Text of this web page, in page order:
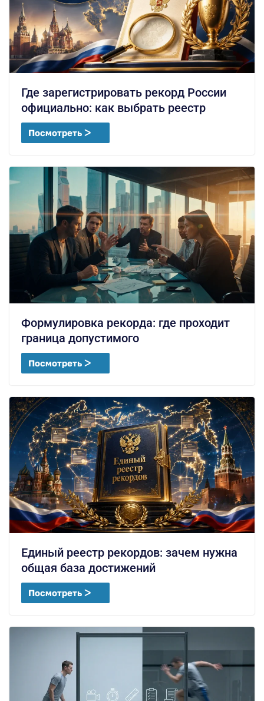
Где зарегистрировать рекорд России
официально: как выбрать реестр
Посмотреть ᐳ
Формулировка рекорда: где проходит
граница допустимого
Посмотреть ᐳ
Единый реестр рекордов: зачем нужна
общая база достижений
Посмотреть ᐳ